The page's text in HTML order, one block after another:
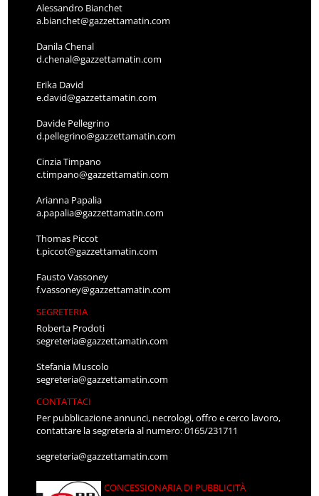
Alessandro Bianchet
a.bianchet@gazzettamatin.com
Danila Chenal
d.chenal@gazzettamatin.com
Erika David
e.david@gazzettamatin.com
Davide Pellegrino
d.pellegrino@gazzettamatin.com
Cinzia Timpano
c.timpano@gazzettamatin.com
Arianna Papalia
a.papalia@gazzettamatin.com
Thomas Piccot
t.piccot@gazzettamatin.com
Fausto Vassoney
f.vassoney@gazzettamatin.com
SEGRETERIA
Roberta Prodoti
segreteria@gazzettamatin.com
Stefania Muscolo
segreteria@gazzettamatin.com
CONTATTACI
Per pubblicazione annunci, necrologi, offro e cerco lavoro,
contattare la segreteria al numero: 0165/231711
segreteria@gazzettamatin.com
CONCESSIONARIA DI PUBBLICITÀ